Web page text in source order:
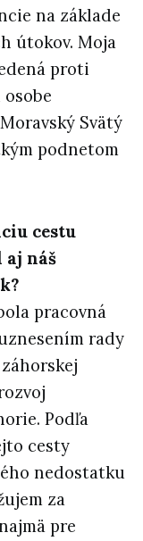
na základe
útokov. Moja
proti
Svätý
podnetom
cestu
aj náš
pracovná
rady
Podľa
cesty
nedostatku
za
pre